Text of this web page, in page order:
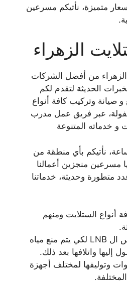
متميزة، نأتيكم مسرعين
الزهراء
من أفضل الشركات
الحديثة لتقدم لكم
و صيانة وتركيب كافة أنواع
عبر فريق عمل مدرب
و خدماته المتنوعة
على مدار ال ٢٤ ساعة، نأتيكم بأي منطقة من
مسرعين منجزين أعمالنا
متطورة وحديثة، خدماتنا
أنواع الستلايت ومنهم
حماية دائمة لرأس ال LNB لكي يتم منع مياه
إليها واتلافها بعد ذلك.
وتوليفها لمختلف أجهزة